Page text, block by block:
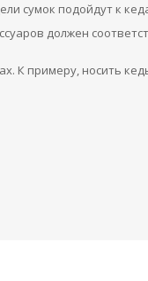
сумок подойдут к
должен
К примеру, носить